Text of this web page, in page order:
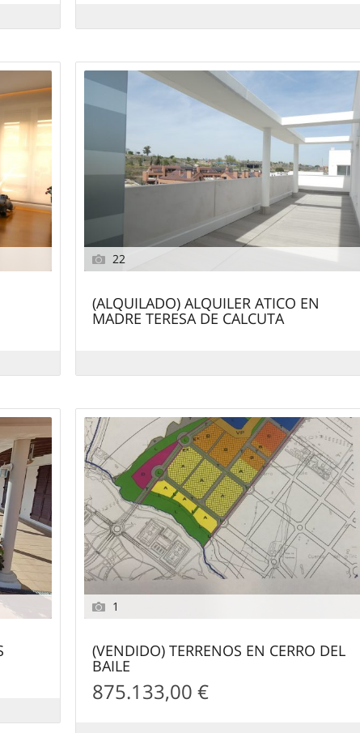
22
(ALQUILADO) ALQUILER ATICO EN
MADRE TERESA DE CALCUTA
1
(VENDIDO) TERRENOS EN CERRO DEL
BAILE
875.133,00 €